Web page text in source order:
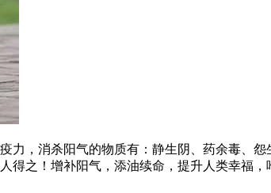
消杀阳气的物质有：静生阴、药余毒、怨
之！增补阳气，添油续命，提升人类幸福